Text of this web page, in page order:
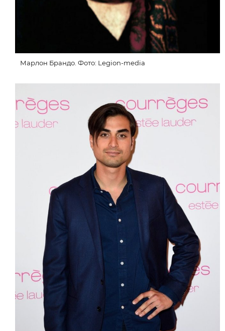
Марлон Брандо. Фото: Legion-media